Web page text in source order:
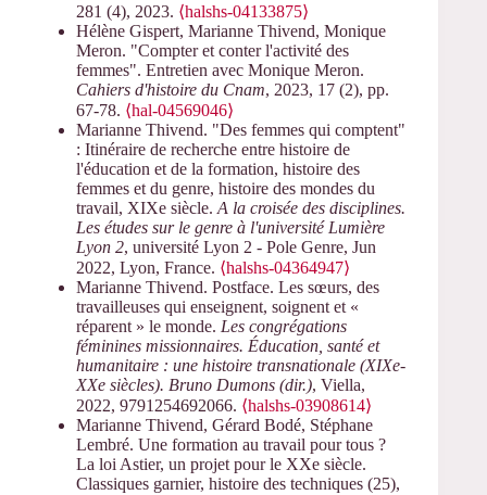
281 (4), 2023. ⟨halshs-04133875⟩
Hélène Gispert, Marianne Thivend, Monique
Meron. "Compter et conter l'activité des
femmes". Entretien avec Monique Meron.
Cahiers d'histoire du Cnam, 2023, 17 (2), pp.
67-78. ⟨hal-04569046⟩
Marianne Thivend. "Des femmes qui comptent"
: Itinéraire de recherche entre histoire de
l'éducation et de la formation, histoire des
femmes et du genre, histoire des mondes du
travail, XIXe siècle. A la croisée des disciplines.
Les études sur le genre à l'université Lumière
Lyon 2, université Lyon 2 - Pole Genre, Jun
2022, Lyon, France. ⟨halshs-04364947⟩
Marianne Thivend. Postface. Les sœurs, des
travailleuses qui enseignent, soignent et «
réparent » le monde. Les congrégations
féminines missionnaires. Éducation, santé et
humanitaire : une histoire transnationale (XIXe-
XXe siècles). Bruno Dumons (dir.), Viella,
2022, 9791254692066. ⟨halshs-03908614⟩
Marianne Thivend, Gérard Bodé, Stéphane
Lembré. Une formation au travail pour tous ?
La loi Astier, un projet pour le XXe siècle.
Classiques garnier, histoire des techniques (25),